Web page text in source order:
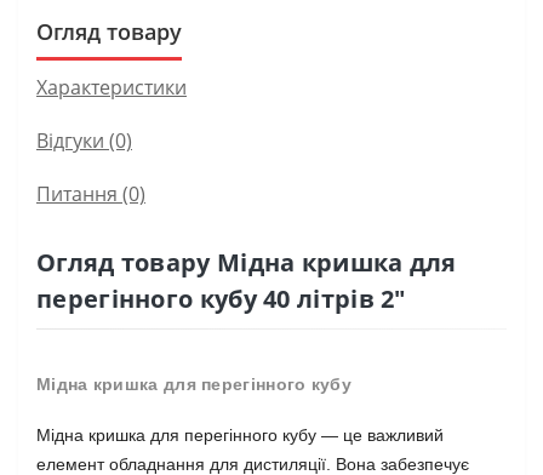
Огляд товару
Характеристики
Відгуки (0)
Питання (0)
Огляд товару Мідна кришка для
перегінного кубу 40 літрів 2"
Мідна кришка для перегінного кубу
Мідна кришка для перегінного кубу — це важливий
елемент обладнання для дистиляції. Вона забезпечує